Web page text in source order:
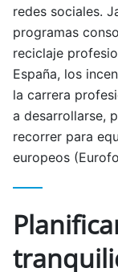
redes sociales.
programas
reciclaje
España, los
la carrera
a desarrollarse,
recorrer para
europeos